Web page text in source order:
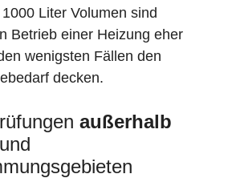
Liter Volumen sind
Betrieb einer Heizung eher
wenigsten Fällen den
decken.
außerhalb